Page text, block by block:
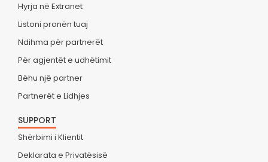
Hyrja në Extranet
Listoni pronën tuaj
Ndihma për partnerët
Për agjentët e udhëtimit
Bëhu një partner
Partnerët e Lidhjes
SUPPORT
Shërbimi i Klientit
Deklarata e Privatësisë